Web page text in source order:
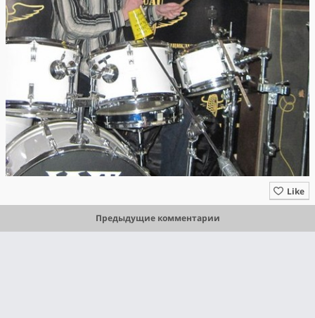
Like
Предыдущие комментарии